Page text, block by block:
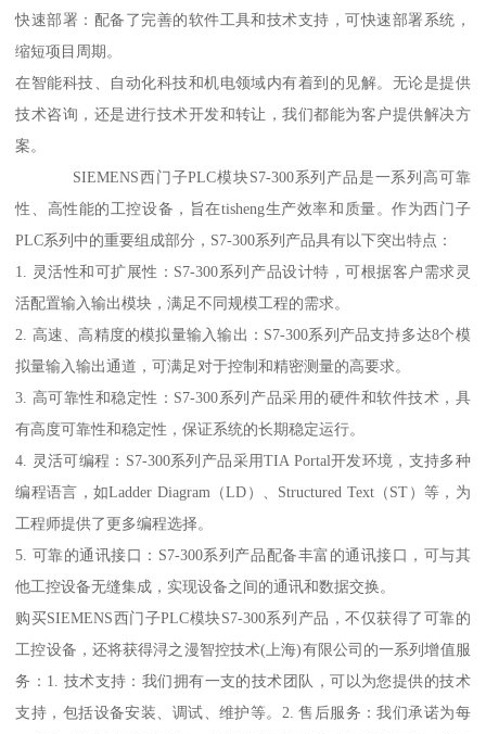
快速部署：配备了完善的软件工具和技术支持，可快速部署系统，
缩短项目周期。
在智能科技、自动化科技和机电领域内有着到的见解。无论是提供
技术咨询，还是进行技术开发和转让，我们都能为客户提供解决方
案。
SIEMENS西门子PLC模块S7-300系列产品是一系列高可靠
性、高性能的工控设备，旨在tisheng生产效率和质量。作为西门子
PLC系列中的重要组成部分，S7-300系列产品具有以下突出特点：
1. 灵活性和可扩展性：S7-300系列产品设计特，可根据客户需求灵
活配置输入输出模块，满足不同规模工程的需求。
2. 高速、高精度的模拟量输入输出：S7-300系列产品支持多达8个模
拟量输入输出通道，可满足对于控制和精密测量的高要求。
3. 高可靠性和稳定性：S7-300系列产品采用的硬件和软件技术，具
有高度可靠性和稳定性，保证系统的长期稳定运行。
4. 灵活可编程：S7-300系列产品采用TIA Portal开发环境，支持多种
编程语言，如Ladder Diagram（LD）、Structured Text（ST）等，为
工程师提供了更多编程选择。
5. 可靠的通讯接口：S7-300系列产品配备丰富的通讯接口，可与其
他工控设备无缝集成，实现设备之间的通讯和数据交换。
购买SIEMENS西门子PLC模块S7-300系列产品，不仅获得了可靠的
工控设备，还将获得浔之漫智控技术(上海)有限公司的一系列增值服
务：1. 技术支持：我们拥有一支的技术团队，可以为您提供的技术
支持，包括设备安装、调试、维护等。2. 售后服务：我们承诺为每